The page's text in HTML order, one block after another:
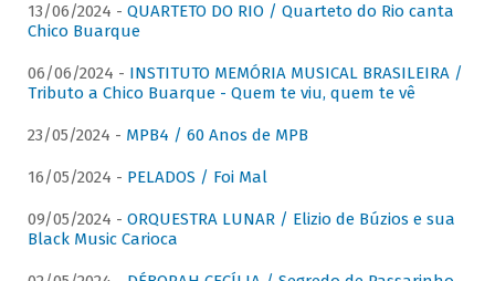
13/06/2024 - QUARTETO DO RIO / Quarteto do Rio canta
Chico Buarque
06/06/2024 - INSTITUTO MEMÓRIA MUSICAL BRASILEIRA /
Tributo a Chico Buarque - Quem te viu, quem te vê
23/05/2024 - MPB4 / 60 Anos de MPB
16/05/2024 - PELADOS / Foi Mal
09/05/2024 - ORQUESTRA LUNAR / Elizio de Búzios e sua
Black Music Carioca